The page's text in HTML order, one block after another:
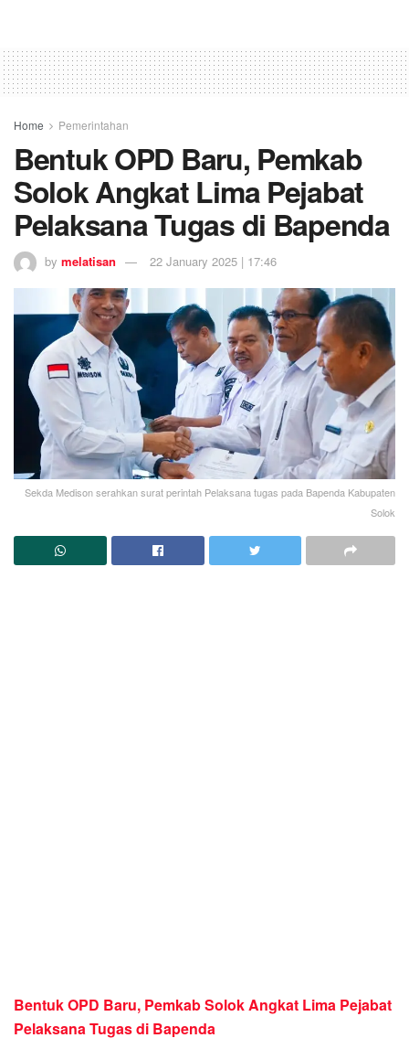
Home Pemerintahan
Bentuk OPD Baru, Pemkab
Solok Angkat Lima Pejabat
Pelaksana Tugas di Bapenda
by melatisan 22 January 2025 | 17:46
Sekda Medison serahkan surat perintah Pelaksana tugas pada Bapenda Kabupaten
Solok
Bentuk OPD Baru, Pemkab Solok Angkat Lima Pejabat
Pelaksana Tugas di Bapenda